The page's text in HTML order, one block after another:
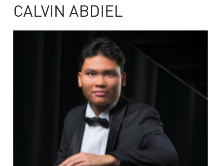
CALVIN ABDIEL